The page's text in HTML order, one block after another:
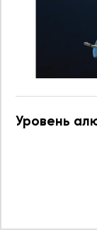
Уровень